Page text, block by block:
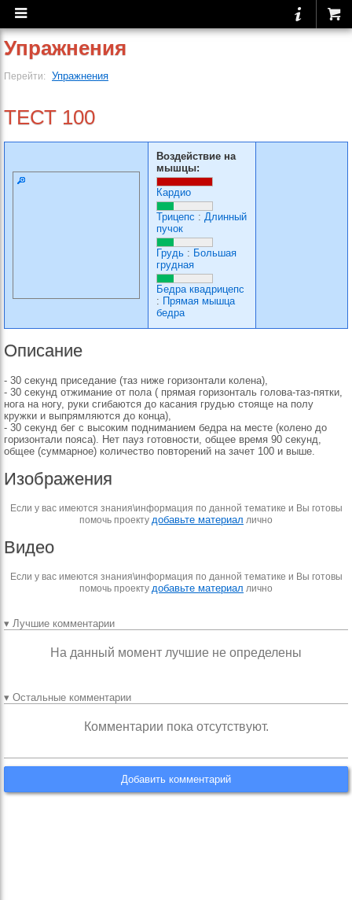
Упражнения
Перейти: Упражнения
ТЕСТ 100
Воздействие на
мышцы:
Кардио
Трицепс : Длинный
пучок
Грудь : Большая
грудная
Бедра квадрицепс
: Прямая мышца
бедра
Описание
- 30 секунд приседание (таз ниже горизонтали колена),
- 30 секунд отжимание от пола ( прямая горизонталь голова-таз-пятки,
нога на ногу, руки сгибаются до касания грудью стояще на полу
кружки и выпрямляются до конца),
- 30 секунд бег с высоким подниманием бедра на месте (колено до
горизонтали пояса). Нет пауз готовности, общее время 90 секунд,
общее (суммарное) количество повторений на зачет 100 и выше.
Изображения
Если у вас имеются знания\информация по данной тематике и Вы готовы
помочь проекту добавьте материал лично
Видео
Если у вас имеются знания\информация по данной тематике и Вы готовы
помочь проекту добавьте материал лично
▾ Лучшие комментарии
На данный момент лучшие не определены
▾ Остальные комментарии
Комментарии пока отсутствуют.
Добавить комментарий